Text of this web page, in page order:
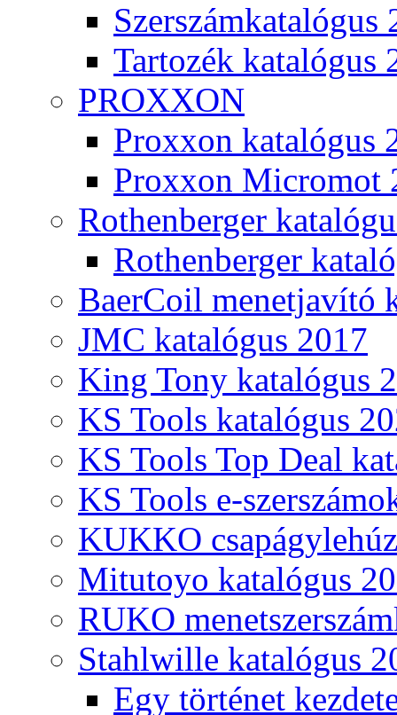
Szerszámkatalógus
Tartozék katalógus
PROXXON
Proxxon katalógus
Proxxon Micromot
Rothenberger
Rothenberger
BaerCoil menetjavító
JMC katalógus 2017
King Tony katalógus
KS Tools katalógus
KS Tools Top Deal
KS Tools e-
KUKKO
Mitutoyo katalógus
RUKO
Stahlwille katalógus
Egy történet